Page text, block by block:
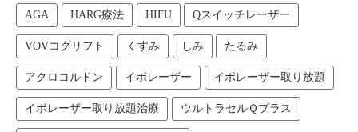
AGA HARG療法 HIFU Qスイッチレーザー
VOVコグリフト くすみ しみ たるみ
アクロコルドン イボレーザー イボレーザー取り放題
イボレーザー取り放題治療 ウルトラセルＱプラス